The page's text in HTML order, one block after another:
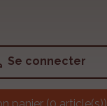
Se connecter
panier (0 article(s))